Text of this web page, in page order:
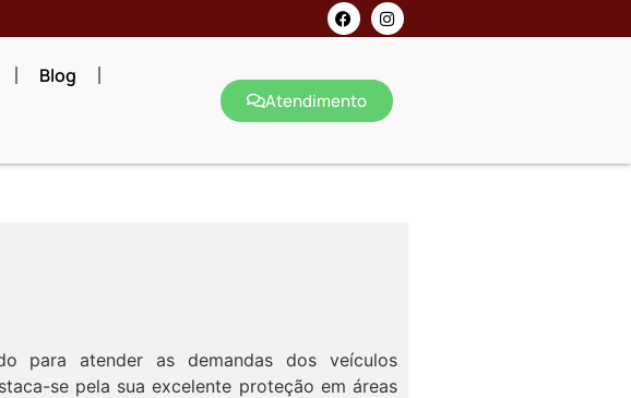
Blog
Atendimento
para atender as demandas dos veículos
se pela sua excelente proteção em áreas